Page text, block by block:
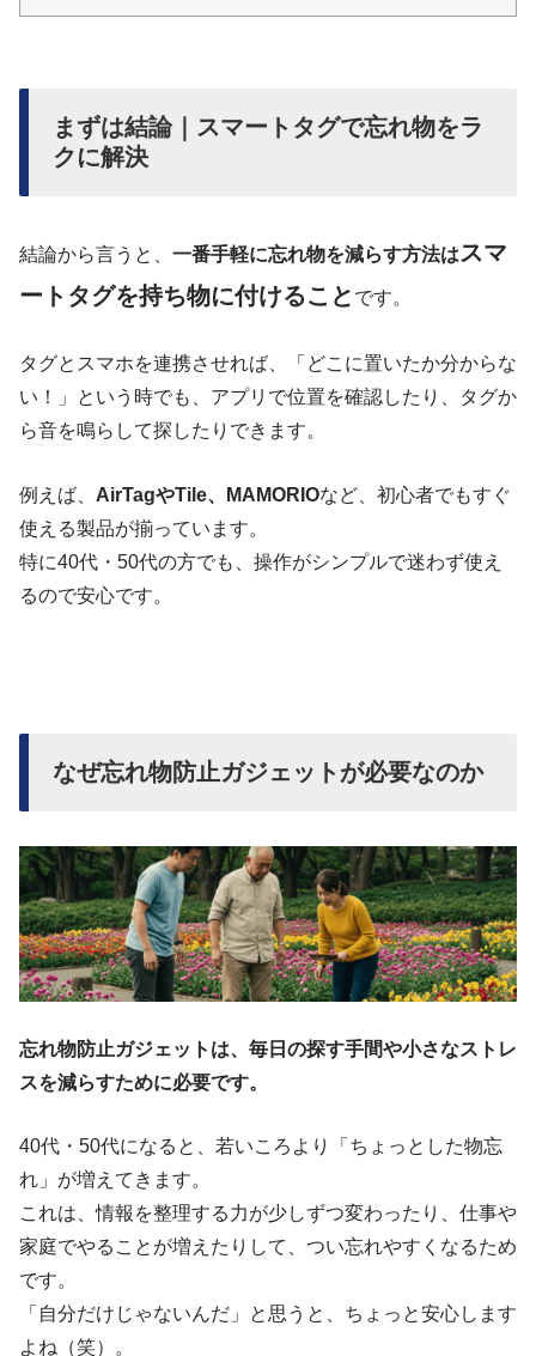
まずは結論｜スマートタグで忘れ物をラ
クに解決
結論から言うと、 一番手軽に忘れ物を減らす方法はスマ
ートタグを持ち物に付けること です。
タグとスマホを連携させれば、「どこに置いたか分からな
い！」という時でも、アプリで位置を確認したり、タグか
ら音を鳴らして探したりできます。
例えば、 AirTagやTile、MAMORIOなど、初心者でもすぐ
使える製品が揃っています。
特に40代・50代の方でも、操作がシンプルで迷わず使え
るので安心です。
なぜ忘れ物防止ガジェットが必要なのか
忘れ物防止ガジェットは、毎日の探す手間や小さなストレ
スを減らすために必要です。
40代・50代になると、若いころより「ちょっとした物忘
れ」が増えてきます。
これは、情報を整理する力が少しずつ変わったり、仕事や
家庭でやることが増えたりして、つい忘れやすくなるため
です。
「自分だけじゃないんだ」と思うと、ちょっと安心します
よね（笑）。